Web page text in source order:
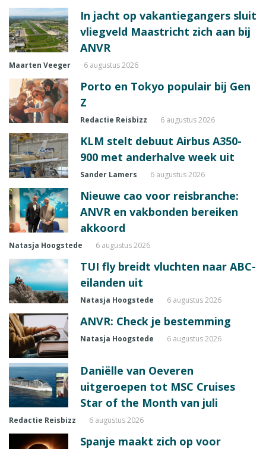
In jacht op vakantiegangers sluit
vliegveld Maastricht zich aan bij
ANVR
Maarten Veeger 6 augustus 2026
Porto en Tokyo populair bij Gen
Z
Redactie Reisbizz 6 augustus 2026
KLM stelt debuut Airbus A350-
900 met anderhalve week uit
Sander Lamers 6 augustus 2026
Nieuwe cao voor reisbranche:
ANVR en vakbonden bereiken
akkoord
Natasja Hoogstede 6 augustus 2026
TUI fly breidt vluchten naar ABC-
eilanden uit
Natasja Hoogstede 6 augustus 2026
ANVR: Check je bestemming
Natasja Hoogstede 6 augustus 2026
Daniëlle van Oeveren
uitgeroepen tot MSC Cruises
Star of the Month van juli
Redactie Reisbizz 6 augustus 2026
Spanje maakt zich op voor